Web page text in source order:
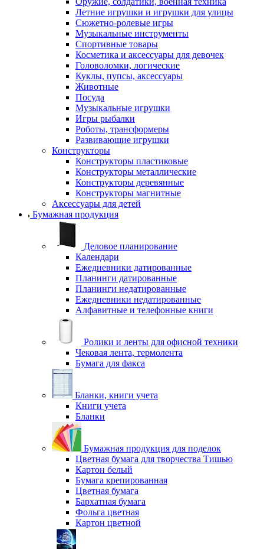
Летние игрушки и игрушки для улицы
Сюжетно-ролевые игры
Музыкальные инструменты
Спортивные товары
Косметика и аксессуары для девочек
Головоломки, логические
Куклы, пупсы, аксессуары
Животные
Посуда
Музыкальные игрушки
Игры рыбалки
Роботы, трансформеры
Развивающие игрушки
Конструкторы
Конструкторы пластиковые
Конструкторы металлические
Конструкторы деревянные
Конструкторы магнитные
Аксессуары для детей
Бумажная продукция
Деловое планирование
Календари
Ежедневники датированные
Планинги датированные
Планинги недатированные
Ежедневники недатированные
Алфавитные и телефонные книги
Ролики и ленты для офисной техники
Чековая лента, термолента
Бумага для факса
Бланки, книги учета
Книги учета
Бланки
Бумажная продукция для поделок
Цветная бумага для творчества Тишью
Картон белый
Бумага крепированная
Цветная бумага
Бархатная бумага
Фольга цветная
Картон цветной